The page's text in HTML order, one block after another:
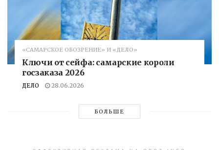
«САМАРСКОЕ ОБОЗРЕНИЕ» И «ДЕЛО»
Ключи от сейфа: самарские короли
госзаказа 2026
ДЕЛО 28.06.2026
БОЛЬШЕ